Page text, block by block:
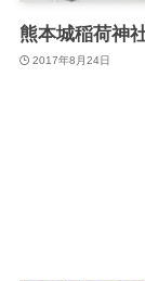
熊本城稲荷神
2017年8月24日